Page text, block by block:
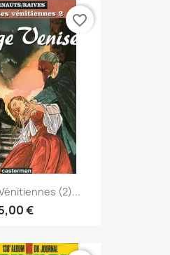
(2)...
€
favorite_border